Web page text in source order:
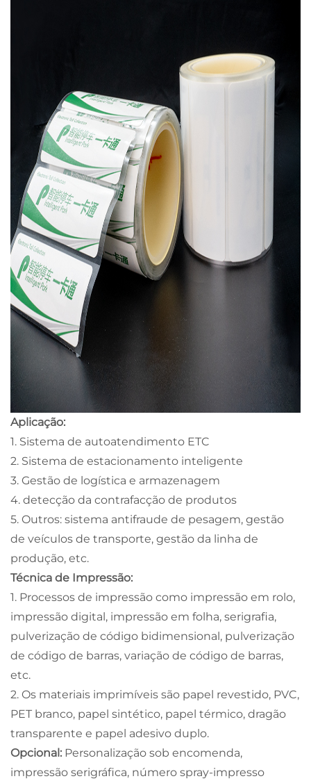
Aplicação:
1. Sistema de autoatendimento ETC
2. Sistema de estacionamento inteligente
3. Gestão de logística e armazenagem
4. detecção da contrafacção de produtos
5. Outros: sistema antifraude de pesagem, gestão
de veículos de transporte, gestão da linha de
produção, etc.
Técnica de Impressão:
1. Processos de impressão como impressão em rolo,
impressão digital, impressão em folha, serigrafia,
pulverização de código bidimensional, pulverização
de código de barras, variação de código de barras,
etc.
2. Os materiais imprimíveis são papel revestido, PVC,
PET branco, papel sintético, papel térmico, dragão
transparente e papel adesivo duplo.
Opcional: Personalização sob encomenda,
impressão serigráfica, número spray-impresso